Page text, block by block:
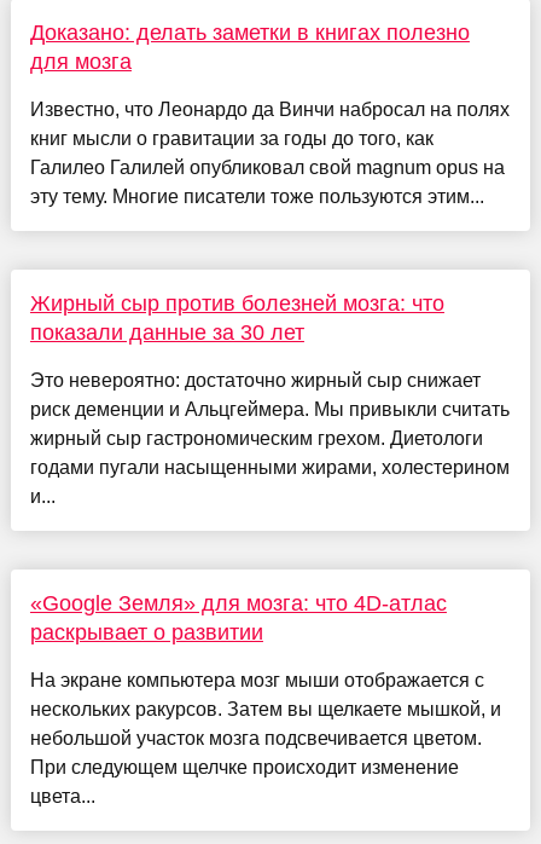
Доказано: делать заметки в книгах полезно
для мозга
Известно, что Леонардо да Винчи набросал на полях
книг мысли о гравитации за годы до того, как
Галилео Галилей опубликовал свой magnum opus на
эту тему. Многие писатели тоже пользуются этим...
Жирный сыр против болезней мозга: что
показали данные за 30 лет
Это невероятно: достаточно жирный сыр снижает
риск деменции и Альцгеймера. Мы привыкли считать
жирный сыр гастрономическим грехом. Диетологи
годами пугали насыщенными жирами, холестерином
и...
«Google Земля» для мозга: что 4D-атлас
раскрывает о развитии
На экране компьютера мозг мыши отображается с
нескольких ракурсов. Затем вы щелкаете мышкой, и
небольшой участок мозга подсвечивается цветом.
При следующем щелчке происходит изменение
цвета...